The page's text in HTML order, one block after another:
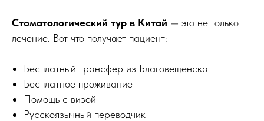
Стоматологический тур в Китай — это не только
лечение. Вот что получает пациент:
Бесплатный трансфер из Благовещенска
Бесплатное проживание
Помощь с визой
Русскоязычный переводчик
Чжан Вэй (Саша)
Директор Медицинского Центра Жуйкан